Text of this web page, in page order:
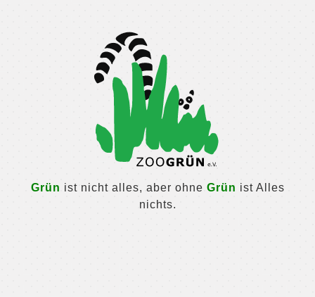
Grün ist nicht alles, aber ohne Grün ist Alles
nichts.